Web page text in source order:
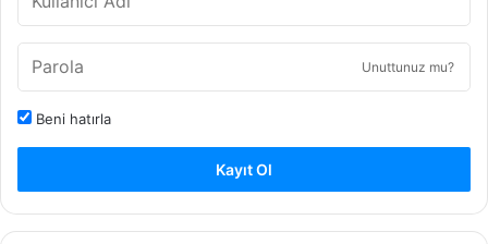
Unuttunuz mu?
Beni hatırla
Kayıt Ol